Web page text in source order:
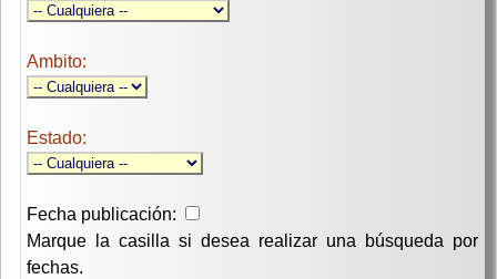
Ambito:
Estado:
Fecha publicación:
Marque la casilla si desea realizar una búsqueda por
fechas.